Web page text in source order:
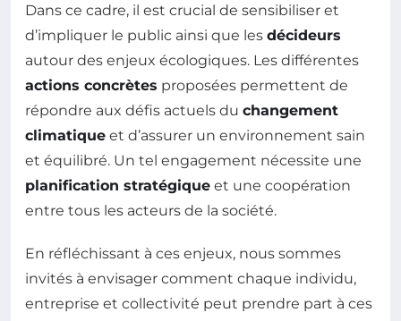
Dans ce cadre, il est crucial de sensibiliser et
d’impliquer le public ainsi que les décideurs
autour des enjeux écologiques. Les différentes
actions concrètes proposées permettent de
répondre aux défis actuels du changement
climatique et d’assurer un environnement sain
et équilibré. Un tel engagement nécessite une
planification stratégique et une coopération
entre tous les acteurs de la société.
En réfléchissant à ces enjeux, nous sommes
invités à envisager comment chaque individu,
entreprise et collectivité peut prendre part à ces